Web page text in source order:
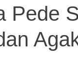
Pede
Dirinya
Pede